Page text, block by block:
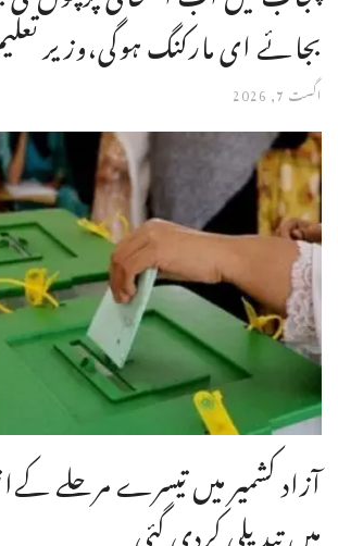
بجائے ای مارکنگ ہوگی،وزیر
اگست 7, 2026
آزاد کشمیر میں تیسرے مرحلے
میں تبدیلی کردی گئی